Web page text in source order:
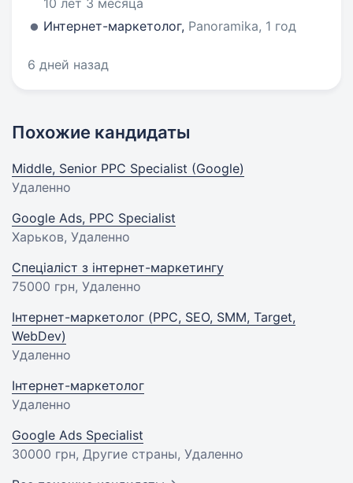
10 лет 3 месяца
Интернет-маркетолог, Panoramika, 1 год
6 дней назад
Похожие кандидаты
Middle, Senior PPC Specialist (Google)
Удаленно
Google Ads, PPC Specialist
Харьков, Удаленно
Спеціаліст з інтернет-маркетингу
75000 грн, Удаленно
Інтернет-маркетолог (PPC, SEO, SMM, Target,
WebDev)
Удаленно
Інтернет-маркетолог
Удаленно
Google Ads Specialist
30000 грн, Другие страны, Удаленно